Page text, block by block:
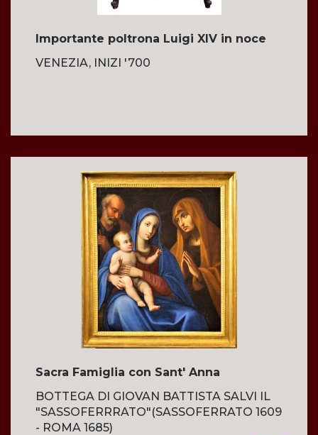
Importante poltrona Luigi XIV in noce
VENEZIA, INIZI '700
Sacra Famiglia con Sant' Anna
BOTTEGA DI GIOVAN BATTISTA SALVI IL
"SASSOFERRRATO"(SASSOFERRATO 1609
- ROMA 1685)